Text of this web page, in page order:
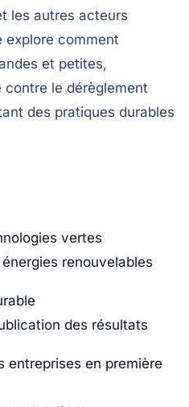
les autres acteurs
explore comment
et petites,
contre le dérèglement
des pratiques durables
vertes
renouvelables
des résultats
entreprises en première